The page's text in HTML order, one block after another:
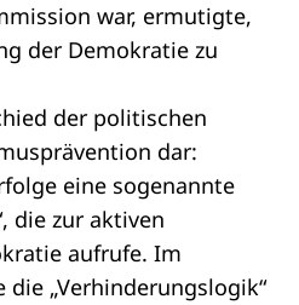
war, ermutigte,
der Demokratie zu
der politischen
dar:
eine sogenannte
die zur aktiven
aufrufe. Im
die „Verhinderungslogik“